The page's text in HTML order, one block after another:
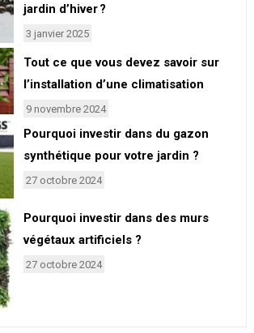
jardin d’hiver ?
3 janvier 2025
Tout ce que vous devez savoir sur
l’installation d’une climatisation
9 novembre 2024
Pourquoi investir dans du gazon
synthétique pour votre jardin ?
27 octobre 2024
Pourquoi investir dans des murs
végétaux artificiels ?
27 octobre 2024